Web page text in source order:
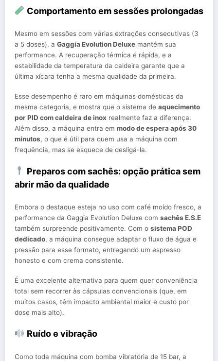
Comportamento em sessões prolongadas
Mesmo em sessões com várias extrações consecutivas (3
a 5 doses), a Gaggia Evolution Deluxe mantém sua
performance. A recuperação térmica é rápida, e a
estabilidade da temperatura da caldeira garante que a
última xícara tenha a mesma qualidade da primeira.
Esse desempenho é raro em máquinas domésticas da
mesma categoria, e mostra que o sistema de aquecimento
por PID com caldeira de inox realmente faz a diferença.
Além disso, a máquina entra em modo de espera após 30
minutos, o que é útil para quem usa a máquina com
frequência, mas se esquece de desligá-la.
Preparos com sachês: opção prática sem
abrir mão da qualidade
Embora o destaque esteja no uso com café moído fresco, a
performance da Gaggia Evolution Deluxe com sachês E.S.E
também surpreende positivamente. Com o sistema POD
dedicado, a máquina consegue adaptar o fluxo de água e
pressão para esse formato, entregando um espresso
honesto e com crema consistente.
É uma excelente alternativa para quem quer conveniência
total sem recorrer às cápsulas convencionais (que, em
muitos casos, têm impacto ambiental maior e custo por
dose mais alto).
Ruído e vibração
Como toda máquina com bomba vibratória de 15 bar, a